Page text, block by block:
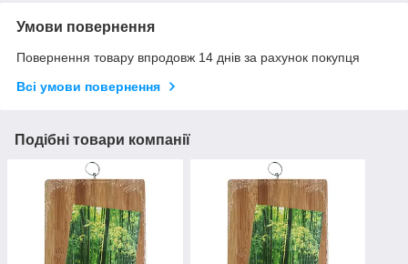
Умови повернення
Повернення товару впродовж 14 днів за рахунок покупця
Всі умови повернення
Подібні товари компанії